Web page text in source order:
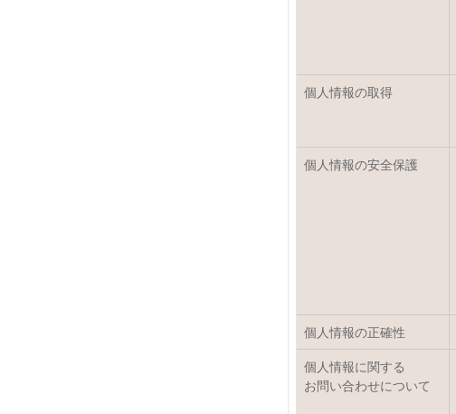
個人情報の取得
個人情報の安全保護
個人情報の正確性
個人情報に関する
お問い合わせについて